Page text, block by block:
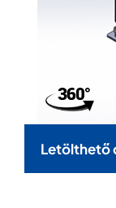
Letölthető